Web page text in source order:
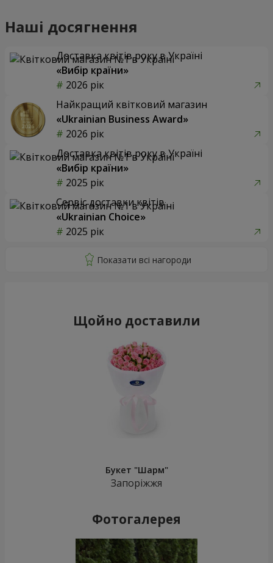
Наші досягнення
Доставка квітів року в Україні
«Вибір країни»
2026 рік
Найкращий квітковий магазин
«Ukrainian Business Award»
2026 рік
Доставка квітів року в Україні
«Вибір країни»
2025 рік
Сервіс доставки квітів
«Ukrainian Choice»
2025 рік
Щойно доставили
Букет "Шарм"
Запоріжжя
Фотогалерея